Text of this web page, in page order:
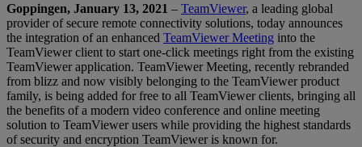
Goppingen, January 13, 2021 – TeamViewer, a leading global
provider of secure remote connectivity solutions, today announces
the integration of an enhanced TeamViewer Meeting into the
TeamViewer client to start one-click meetings right from the existing
TeamViewer application. TeamViewer Meeting, recently rebranded
from blizz and now visibly belonging to the TeamViewer product
family, is being added for free to all TeamViewer clients, bringing all
the benefits of a modern video conference and online meeting
solution to TeamViewer users while providing the highest standards
of security and encryption TeamViewer is known for.